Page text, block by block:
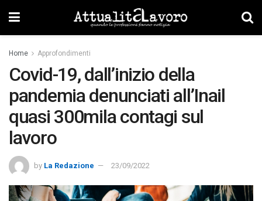
Home Approfondimenti
Covid-19, dall’inizio della
pandemia denunciati all’Inail
quasi 300mila contagi sul
lavoro
by La Redazione 23/09/2022